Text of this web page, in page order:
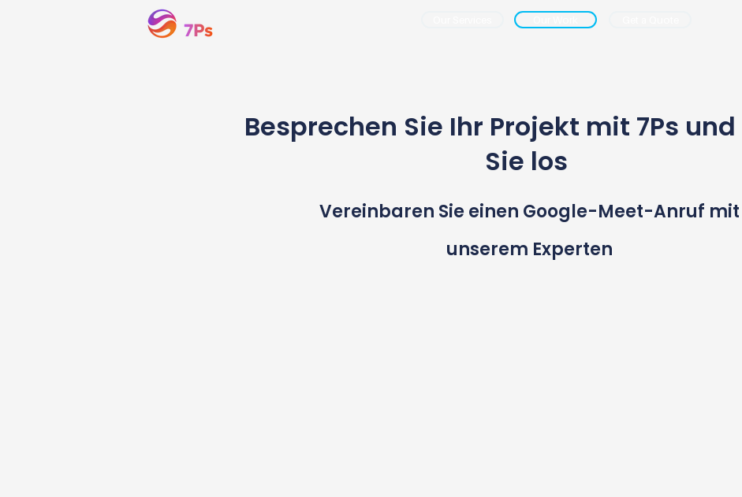
Besprechen Sie Ihr Projekt mit 7Ps
Sie los
Vereinbaren Sie einen Google-Meet-Anruf mit
unserem Experten